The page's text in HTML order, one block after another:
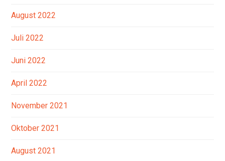
August 2022
Juli 2022
Juni 2022
April 2022
November 2021
Oktober 2021
August 2021